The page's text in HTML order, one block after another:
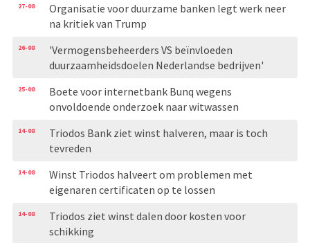
27-08
Organisatie voor duurzame banken legt werk neer
na kritiek van Trump
26-08
'Vermogensbeheerders VS beïnvloeden
duurzaamheidsdoelen Nederlandse bedrijven'
25-08
Boete voor internetbank Bunq wegens
onvoldoende onderzoek naar witwassen
14-08
Triodos Bank ziet winst halveren, maar is toch
tevreden
14-08
Winst Triodos halveert om problemen met
eigenaren certificaten op te lossen
14-08
Triodos ziet winst dalen door kosten voor
schikking